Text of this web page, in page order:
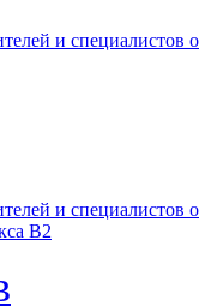
и специалистов
и специалистов
В2